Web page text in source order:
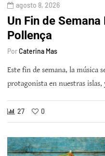
agosto 8, 2026
Un Fin de
Pollença
PorCaterina Mas
Este fin de semana, la música
protagonista en nuestras
27 0